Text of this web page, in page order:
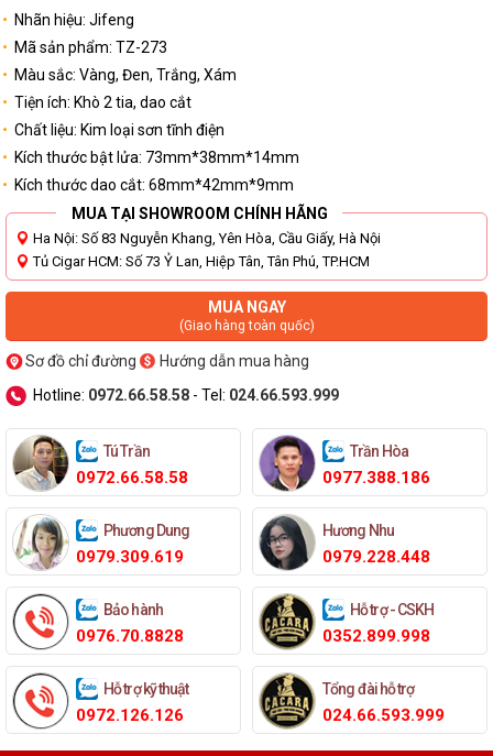
Nhãn hiệu: Jifeng
Mã sản phẩm: TZ-273
Màu sắc: Vàng, Đen, Trắng, Xám
Tiện ích: Khò 2 tia, dao cắt
Chất liệu: Kim loại sơn tĩnh điện
Kích thước bật lửa: 73mm*38mm*14mm
Kích thước dao cắt: 68mm*42mm*9mm
MUA TẠI SHOWROOM CHÍNH HÃNG
Ha Nội: Số 83 Nguyễn Khang, Yên Hòa, Cầu Giấy, Hà Nội
Tủ Cigar HCM: Số 73 Ỷ Lan, Hiệp Tân, Tân Phú, TP.HCM
MUA NGAY
(Giao hàng toàn quốc)
Sơ đồ chỉ đường
Hướng dẫn mua hàng
Hotline: 0972.66.58.58 - Tel: 024.66.593.999
Tú Trần
0972.66.58.58
Trần Hòa
0977.388.186
Phương Dung
0979.309.619
Hương Nhu
0979.228.448
Bảo hành
0976.70.8828
Hỗ trợ - CSKH
0352.899.998
Hỗ trợ kỹ thuật
0972.126.126
Tổng đài hỗ trợ
024.66.593.999